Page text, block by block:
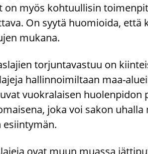
on myös koh­tuul­li­sin
On syytä huo­mioi­da,
mu­ka­na.
tor­jun­ta­vas­tuu on
hal­lin­noi­mil­taan maa-​
vuo­kra­lai­sen huo­len­pi­don
joka voi sakon
esiin­ty­män.
ovat muun muas­sa